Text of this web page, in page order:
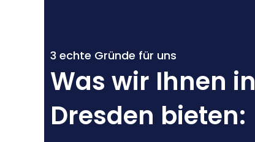
3 echte Gründe für uns
Was wir Ihnen in
Dresden bieten: